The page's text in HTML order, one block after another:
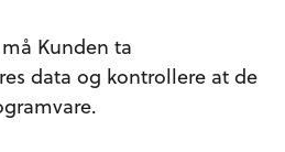
Kunden ta
data og kontrollere at de